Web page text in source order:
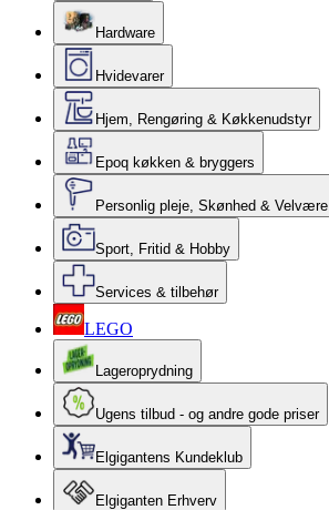
Hardware
Hvidevarer
Hjem, Rengøring & Køkkenudstyr
Epoq køkken & bryggers
Personlig pleje, Skønhed & Velvære
Sport, Fritid & Hobby
Services & tilbehør
LEGO
Lageroprydning
Ugens tilbud - og andre gode priser
Elgigantens Kundeklub
Elgiganten Erhverv